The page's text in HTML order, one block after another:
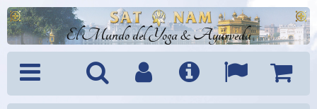
El Mundo del Yoga & Ayurveda